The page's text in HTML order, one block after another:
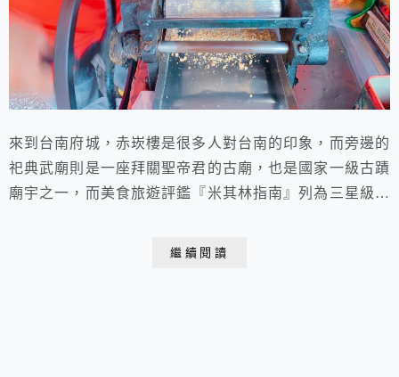
來到台南府城，赤崁樓是很多人對台南的印象，而旁邊的
祀典武廟則是一座拜關聖帝君的古廟，也是國家一級古蹟
廟宇之一，而美食旅遊評鑑『米其林指南』列為三星級景
繼續閱讀